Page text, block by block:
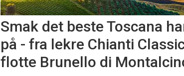
Smak det beste Toscana
på - fra lekre Chianti
flotte Brunello di